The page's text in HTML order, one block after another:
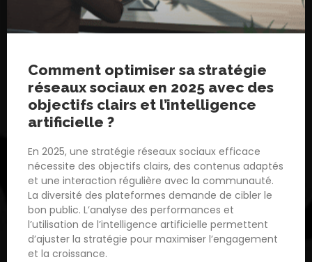
Comment optimiser sa stratégie
réseaux sociaux en 2025 avec des
objectifs clairs et l’intelligence
artificielle ?
En 2025, une stratégie réseaux sociaux efficace
nécessite des objectifs clairs, des contenus adaptés
et une interaction régulière avec la communauté.
La diversité des plateformes demande de cibler le
bon public. L’analyse des performances et
l’utilisation de l’intelligence artificielle permettent
d’ajuster la stratégie pour maximiser l’engagement
et la croissance.